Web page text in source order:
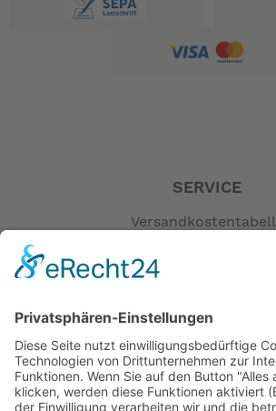
SERVICE
Erklärung zur
Öffnungszeiten
Versandpartner